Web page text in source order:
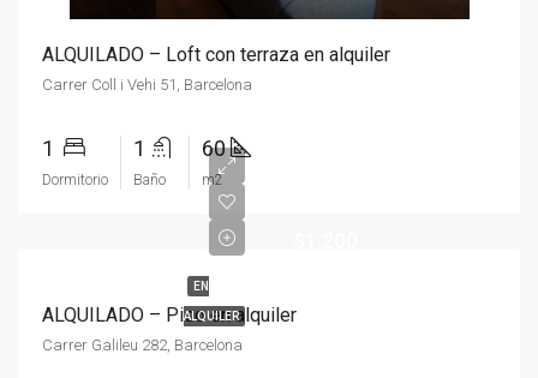
ALQUILADO – Loft con terraza en alquiler
Carrer Coll i Vehi 51, Barcelona
1
Dormitorio
1
Baño
60
m2
EN
ALQUILER
ALQUILADO – Piso en alquiler
Carrer Galileu 282, Barcelona